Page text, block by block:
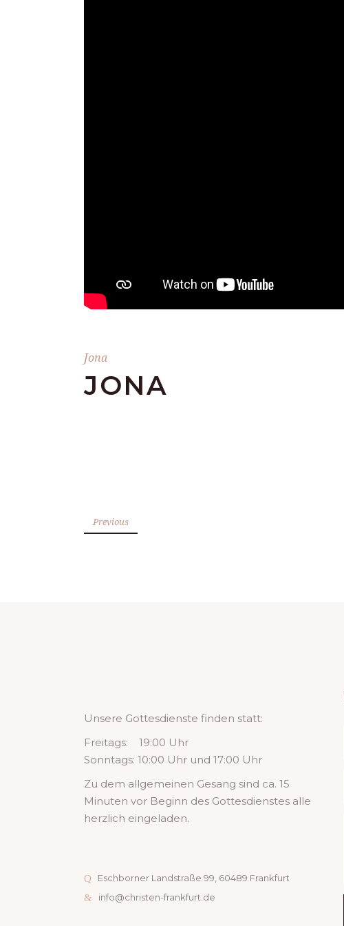
Jona
JONA
Previous
Unsere Gottesdienste finden statt:
Freitags: 19:00 Uhr
Sonntags: 10:00 Uhr und 17:00 Uhr
Zu dem allgemeinen Gesang sind ca. 15
Minuten vor Beginn des Gottesdienstes alle
herzlich eingeladen.
Eschborner Landstraße 99, 60489 Frankfurt
info@christen-frankfurt.de